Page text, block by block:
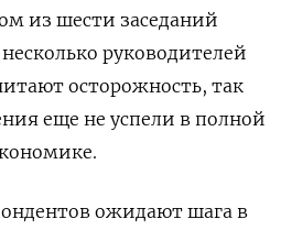
из шести заседаний
руководителей
осторожность, так
еще не успели в полной
ожидают шага в